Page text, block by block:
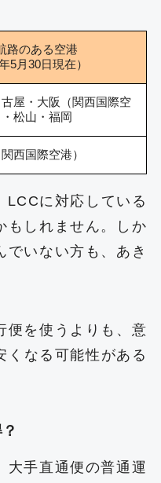
路のある空港
5月30日現在）
屋・大阪（関西国際空
松山・福岡
西国際空港）
LCCに対応している
もしれません。しか
でいない方も、あき
便を使うよりも、意
くなる可能性がある
大手直通便の普通運